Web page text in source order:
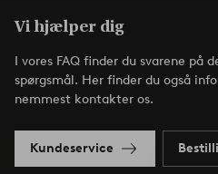
Vi hjælper dig
I vores FAQ finder du svarene på
spørgsmål. Her finder du også
nemmest kontakter os.
Kundeservice